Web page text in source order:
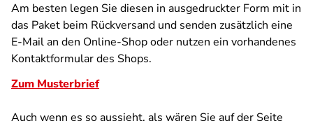
Am besten legen Sie diesen in ausgedruckter Form mit in
das Paket beim Rückversand und senden zusätzlich eine
E-Mail an den Online-Shop oder nutzen ein vorhandenes
Kontaktformular des Shops.
Zum Musterbrief
Auch wenn es so aussieht, als wären Sie auf der Seite